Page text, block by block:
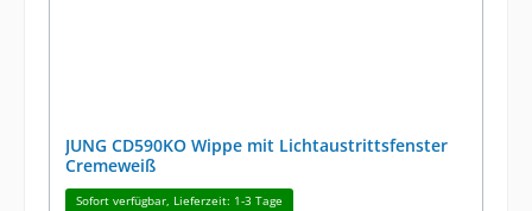
JUNG CD590KO Wippe mit Lichtaustrittsfenster
Cremeweiß
Sofort verfügbar, Lieferzeit: 1-3 Tage